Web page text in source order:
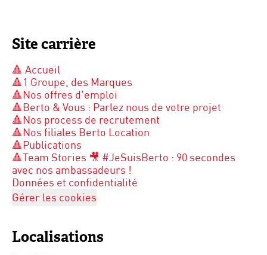
Site carrière
🔺 Accueil
🔺1 Groupe, des Marques
🔺Nos offres d'emploi
🔺Berto & Vous : Parlez nous de votre projet
🔺Nos process de recrutement
🔺Nos filiales Berto Location
🔺Publications
🔺Team Stories 🎥 #JeSuisBerto : 90 secondes
avec nos ambassadeurs !
Données et confidentialité
Gérer les cookies
Localisations